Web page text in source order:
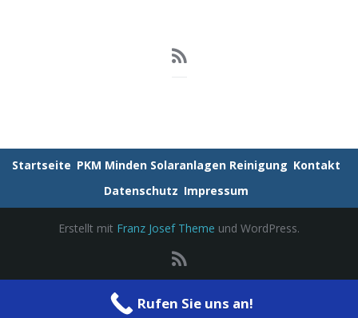
Startseite PKM Minden Solaranlagen Reinigung Kontakt
Datenschutz Impressum
Erstellt mit Franz Josef Theme und WordPress.
Rufen Sie uns an!